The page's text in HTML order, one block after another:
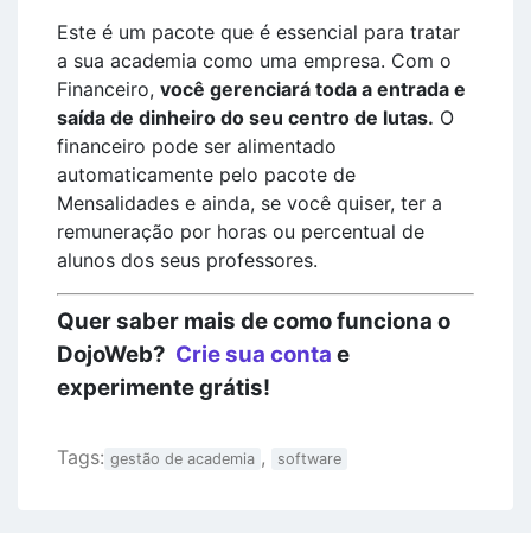
Este é um pacote que é essencial para tratar
a sua academia como uma empresa. Com o
Financeiro, você gerenciará toda a entrada e
saída de dinheiro do seu centro de lutas. O
financeiro pode ser alimentado
automaticamente pelo pacote de
Mensalidades e ainda, se você quiser, ter a
remuneração por horas ou percentual de
alunos dos seus professores.
Quer saber mais de como funciona o
DojoWeb? Crie sua conta e
experimente grátis!
Tags: gestão de academia , software